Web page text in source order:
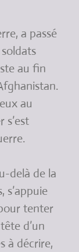
a passé
au fin
au
s’est
delà de la
s’appuie
tenter
d’un
à décrire,